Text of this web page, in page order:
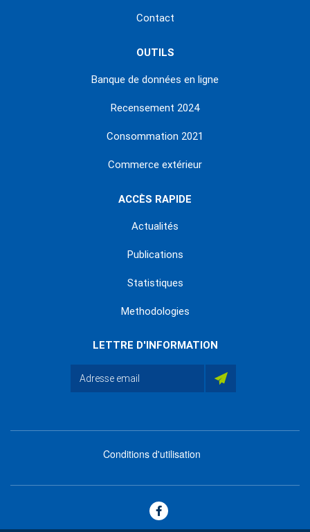
Contact
OUTILS
Banque de données en ligne
Recensement 2024
Consommation 2021
Commerce extérieur
ACCÈS RAPIDE
Actualités
Publications
Statistiques
Methodologies
LETTRE D'INFORMATION
footer
Conditions d'utilisation